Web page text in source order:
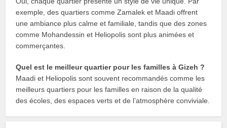
exemple, des quartiers comme Zamalek et Maadi offrent
une ambiance plus calme et familiale, tandis que des zones
comme Mohandessin et Heliopolis sont plus animées et
commerçantes.
Quel est le meilleur quartier pour les familles à Gizeh ?
Maadi et Heliopolis sont souvent recommandés comme les
meilleurs quartiers pour les familles en raison de la qualité
des écoles, des espaces verts et de l’atmosphère conviviale.